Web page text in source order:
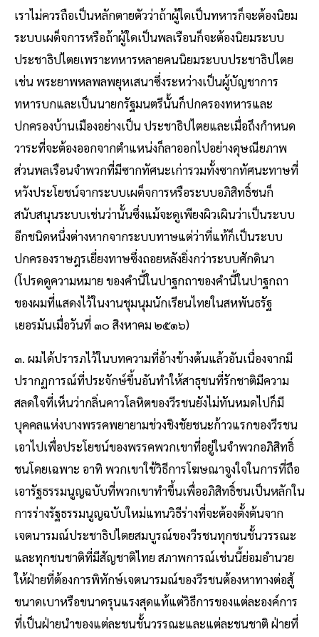
เราไม่ควรถือเป็นหลักตายตัวว่าถ้าผู้ใดเป็นทหารก็จะต้องนิยม
ระบบเผด็จการหรือถ้าผู้ใดเป็นพลเรือนก็จะต้องนิยมระบบ
ประชาธิปไตยเพราะทหารหลายคนนิยมระบบประชาธิปไตย
เช่น พระยาพหลพลพยุหเสนาซึ่งระหว่างเป็นผู้บัญชาการ
ทหารบกและเป็นนายกรัฐมนตรีนั้นก็ปกครองทหารและ
ปกครองบ้านเมืองอย่างเป็น ประชาธิปไตยและเมื่อถึงกําหนด
วาระที่จะต้องออกจากตําแหน่งก็ลาออกไปอย่างดุษณียภาพ
ส่วนพลเรือนจําพวกที่มีซากทัศนะเก่ารวมทั้งซากทัศนะทาษที่
หวังประโยชน์จากระบบเผด็จการหรือระบบอภิสิทธิ์ชนก็
สนับสนุนระบบเช่นว่านั้นซึ่งแม้จะดูเพียงผิวเผินว่าเป็นระบบ
อีกชนิดหนึ่งต่างหากจากระบบทาษแต่ว่าที่แท้ก็เป็นระบบ
ปกครองราษฎรเยี่ยงทาษซึ่งถอยหลังยิ่งกว่าระบบศักดินา
(โปรดดูความหมาย ของคํานี้ในปาฐกถาของคำนี้ในปาฐกถา
ของผมที่แสดงไว้ในงานชุมนุมนักเรียนไทยในสหพันธรัฐ
เยอรมันเมื่อวันที่ ๓๐ สิงหาคม ๒๕๑๖)
๓. ผมได้ปรารภไว้ในบทความที่อ้างข้างต้นแล้วอันเนื่องจากมี
ปรากฏการณ์ที่ประจักษ์ขึ้นอันทําให้สาธุชนที่รักชาติมีความ
สลดใจที่เห็นว่ากลิ่นคาวโลหิตของวีรชนยังไม่ทันหมดไปก็มี
บุคคลแห่งบางพรรคพยายามช่วงชิงชัยชนะก้าวแรกของวีรชน
เอาไปเพื่อประโยชน์ของพรรคพวกเขาที่อยู่ในจําพวกอภิสิทธิ์
ชนโดยเฉพาะ อาทิ พวกเขาใช้วิธีการโฆษณาจูงใจในการที่ถือ
เอารัฐธรรมนูญฉบับที่พวกเขาทําขึ้นเพื่ออภิสิทธิ์ชนเป็นหลักใน
การร่างรัฐธรรมนูญฉบับใหม่แทนวิธีร่างที่จะต้องตั้งต้นจาก
เจตนารมณ์ประชาธิปไตยสมบูรณ์ของวีรชนทุกชนชั้นวรรณะ
และทุกชนชาติที่มีสัญชาติไทย สภาพการณ์เช่นนี้ย่อมอํานวย
ให้ฝ่ายที่ต้องการพิทักษ์เจตนารมณ์ของวีรชนต้องหาทางต่อสู้
ขนาดเบาหรือขนาดรุนแรงสุดแท้แต่วิธีการของแต่ละองค์การ
ที่เป็นฝ่ายนําของแต่ละชนชั้นวรรณะและแต่ละชนชาติ ฝ่ายที่